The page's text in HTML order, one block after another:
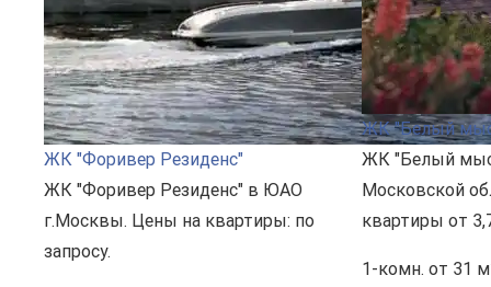
ЖК "Форивер Резиденс"
ЖК "Форивер Резиденс" в ЮАО
г.Москвы. Цены на квартиры: по
запросу.
ЖК "Белый
ЖК "Белый
Московской
квартиры от
1-комн. от 31